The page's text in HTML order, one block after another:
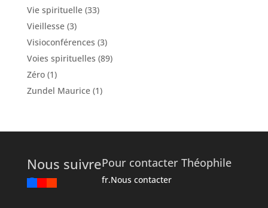
Vie spirituelle(33)
Vieillesse(3)
Visioconférences (3)
Voies spirituelles (89)
Zéro(1)
Zundel Maurice(1)
Nous suivrePour contacter Théophile
fr.Nous contacter